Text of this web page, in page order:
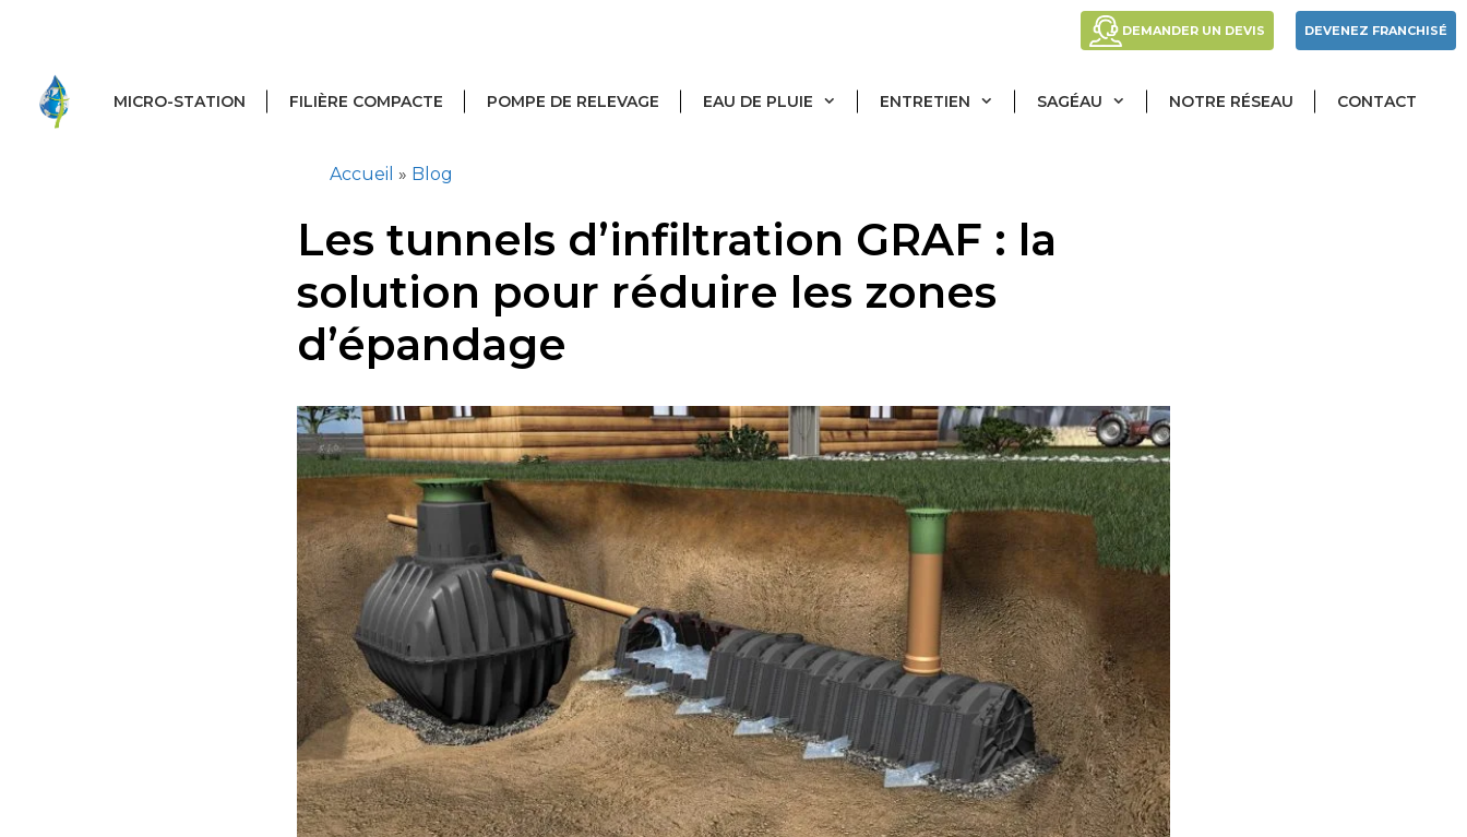
DEMANDER UN DEVIS DEVENEZ FRANCHISÉ
MICRO-STATION FILIÈRE COMPACTE POMPE DE RELEVAGE EAU DE PLUIE ENTRETIEN SAGÉAU NOTRE RÉSEAU CONTACT
Accueil » Blog
Les tunnels d’infiltration GRAF : la
solution pour réduire les zones
d’épandage